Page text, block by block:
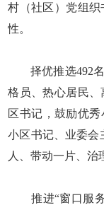
村（社区）党组
性。
择优推选492名
格员、热心居民
区书记，鼓励优
小区书记、业委会
人、带动一片、治
推进“窗口服务